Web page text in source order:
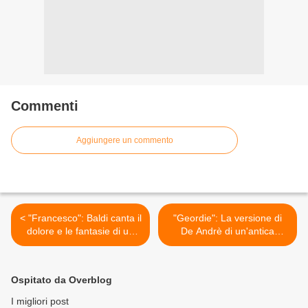
Commenti
Aggiungere un commento
< "Francesco": Baldi canta il
dolore e le fantasie di un
"matto"
"Geordie": La versione di
De Andrè di un'antica
ballata britannica >
Ospitato da Overblog
I migliori post